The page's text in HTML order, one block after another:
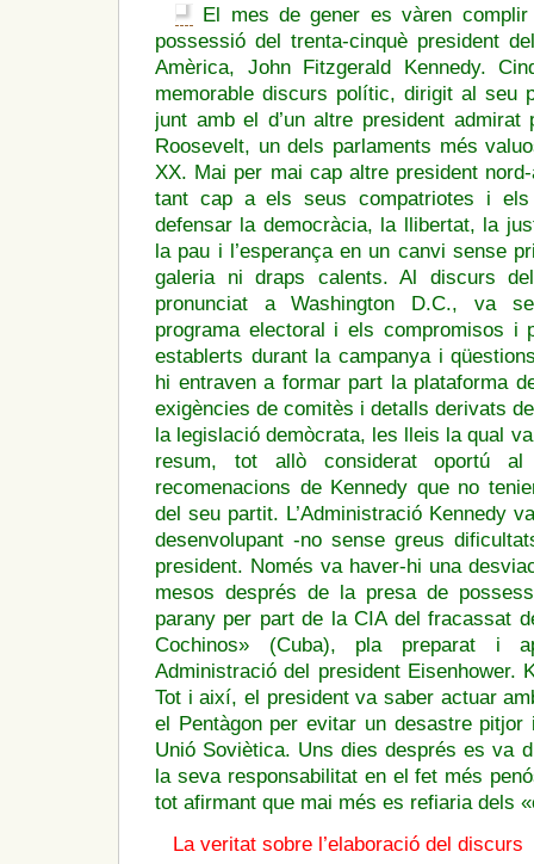
El mes de gener es vàren
possessió del trenta-cinquè president
Amèrica, John Fitzgerald Kennedy.
memorable discurs polític, dirigit al seu
junt amb el d’un altre president admirat
Roosevelt, un dels parlaments més
XX. Mai per mai cap altre president
tant cap a els seus compatriotes i
defensar la democràcia, la llibertat, la
la pau i l’esperança en un canvi sense
galeria ni draps calents. Al discurs
pronunciat a Washington D.C., va
programa electoral i els compromisos i
establerts durant la campanya i
hi entraven a formar part la plataforma
exigències de comitès i detalls derivats
la legislació demòcrata, les lleis la qual
resum, tot allò considerat oportú al
recomenacions de Kennedy que no
del seu partit. L’Administració Kennedy
desenvolupant -no sense greus
president. Només va haver-hi una
mesos després de la presa de
parany per part de la CIA del fracassat
Cochinos» (Cuba), pla preparat i
Administració del president Eisenhower.
Tot i així, el president va saber actuar
el Pentàgon per evitar un desastre pitjor
Unió Soviètica. Uns dies després es va
la seva responsabilitat en el fet més
tot afirmant que mai més es refiaria dels
La veritat sobre l’elaboració del discurs